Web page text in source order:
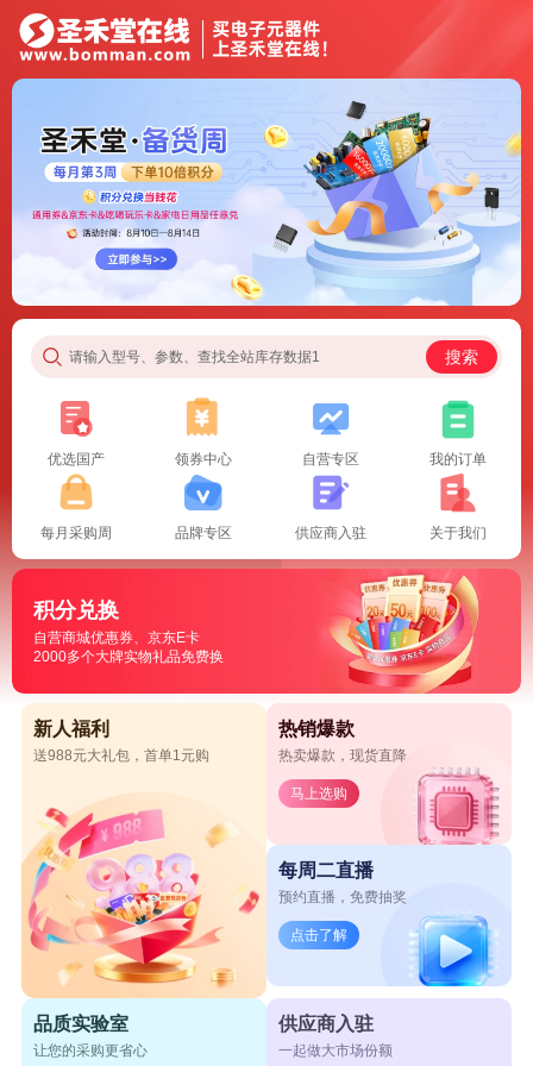
请输入型号、参数、查找全站库存数据1 搜索
优选国产 领券中心 自营专区 我的订单
每月采购周 品牌专区 供应商入驻 关于我们
积分兑换
自营商城优惠券、京东E卡
2000多个大牌实物礼品免费换
新人福利
送988元大礼包，首单1元购
热销爆款
热卖爆款，现货直降
马上选购
每周二直播
预约直播，免费抽奖
点击了解
品质实验室
让您的采购更省心
供应商入驻
一起做大市场份额